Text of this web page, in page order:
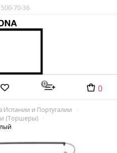
500-70-36
0 0
Испании и Португалии
(Торшеры)